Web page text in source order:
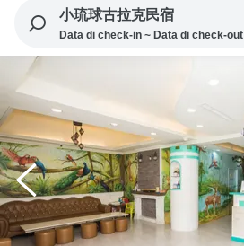
小琉球古拉克民宿
Data di check-in ~ Data di check-out